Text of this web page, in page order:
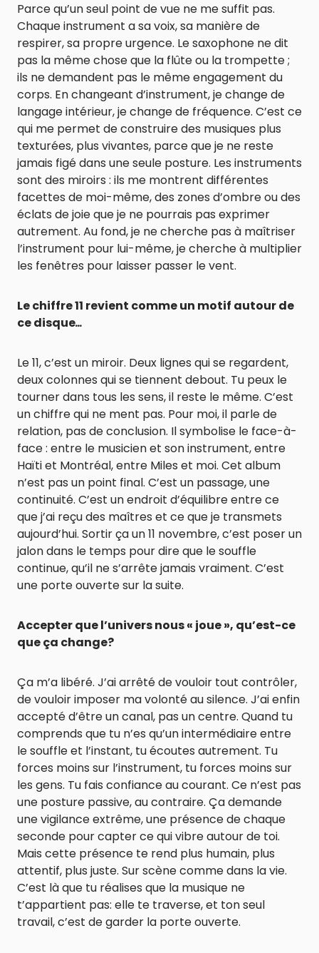
Parce qu’un seul point de vue ne me suffit pas.
Chaque instrument a sa voix, sa manière de
respirer, sa propre urgence. Le saxophone ne dit
pas la même chose que la flûte ou la trompette ;
ils ne demandent pas le même engagement du
corps. En changeant d’instrument, je change de
langage intérieur, je change de fréquence. C’est ce
qui me permet de construire des musiques plus
texturées, plus vivantes, parce que je ne reste
jamais figé dans une seule posture. Les instruments
sont des miroirs : ils me montrent différentes
facettes de moi-même, des zones d’ombre ou des
éclats de joie que je ne pourrais pas exprimer
autrement. Au fond, je ne cherche pas à maîtriser
l’instrument pour lui-même, je cherche à multiplier
les fenêtres pour laisser passer le vent.
Le chiffre 11 revient comme un motif autour de
ce disque…
Le 11, c’est un miroir. Deux lignes qui se regardent,
deux colonnes qui se tiennent debout. Tu peux le
tourner dans tous les sens, il reste le même. C’est
un chiffre qui ne ment pas. Pour moi, il parle de
relation, pas de conclusion. Il symbolise le face-à-
face : entre le musicien et son instrument, entre
Haïti et Montréal, entre Miles et moi. Cet album
n’est pas un point final. C’est un passage, une
continuité. C’est un endroit d’équilibre entre ce
que j’ai reçu des maîtres et ce que je transmets
aujourd’hui. Sortir ça un 11 novembre, c’est poser un
jalon dans le temps pour dire que le souffle
continue, qu’il ne s’arrête jamais vraiment. C’est
une porte ouverte sur la suite.
Accepter que l’univers nous « joue », qu’est-ce
que ça change?
Ça m’a libéré. J’ai arrêté de vouloir tout contrôler,
de vouloir imposer ma volonté au silence. J’ai enfin
accepté d’être un canal, pas un centre. Quand tu
comprends que tu n’es qu’un intermédiaire entre
le souffle et l’instant, tu écoutes autrement. Tu
forces moins sur l’instrument, tu forces moins sur
les gens. Tu fais confiance au courant. Ce n’est pas
une posture passive, au contraire. Ça demande
une vigilance extrême, une présence de chaque
seconde pour capter ce qui vibre autour de toi.
Mais cette présence te rend plus humain, plus
attentif, plus juste. Sur scène comme dans la vie.
C’est là que tu réalises que la musique ne
t’appartient pas: elle te traverse, et ton seul
travail, c’est de garder la porte ouverte.